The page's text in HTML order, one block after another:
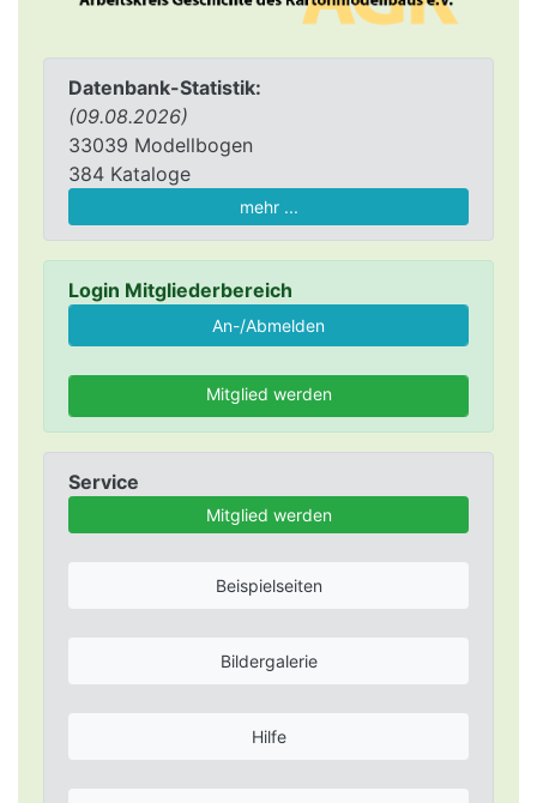
Datenbank-Statistik:
(09.08.2026)
33039 Modellbogen
384 Kataloge
mehr ...
Login Mitgliederbereich
Mitglied werden
Service
Mitglied werden
Beispielseiten
Bildergalerie
Hilfe